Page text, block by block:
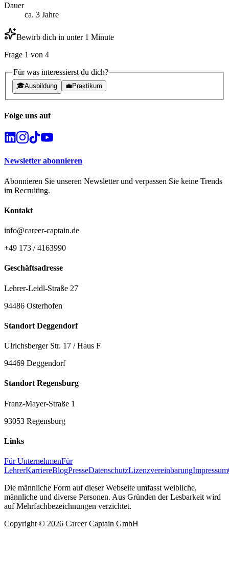
Dauer
ca. 3 Jahre
Bewirb dich in unter 1 Minute
Frage 1 von 4
Für was interessierst du dich?
🎓Ausbildung 💼Praktikum
Folge uns auf
Newsletter abonnieren
Abonnieren Sie unseren Newsletter und verpassen Sie keine Trends
im Recruiting.
Kontakt
info@career-captain.de
+49 173 / 4163990
Geschäftsadresse
Lehrer-Leidl-Straße 27
94486 Osterhofen
Standort Deggendorf
Ulrichsberger Str. 17 / Haus F
94469 Deggendorf
Standort Regensburg
Franz-Mayer-Straße 1
93053 Regensburg
Links
Für UnternehmenFür
LehrerKarriereBlogPresseDatenschutzLizenzvereinbarungImpressum
Die männliche Form auf dieser Webseite umfasst weibliche,
männliche und diverse Personen. Aus Gründen der Lesbarkeit wird
auf Mehrfachbezeichnungen verzichtet.
Copyright © 2026 Career Captain GmbH